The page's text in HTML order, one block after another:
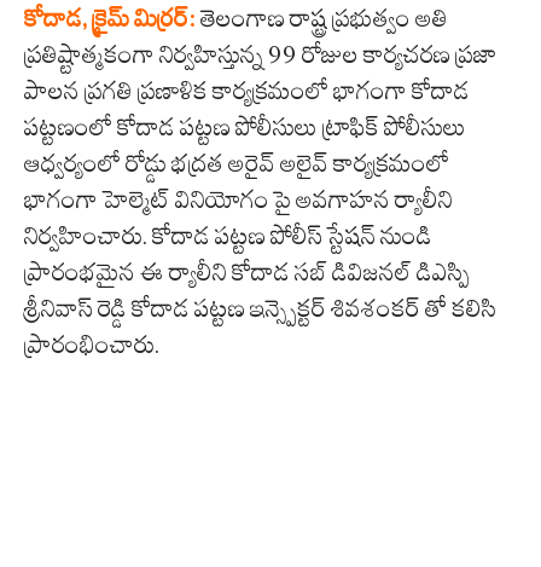
కోదాడ, క్రైమ్ మిర్ర‌ర్:తెలంగాణ రాష్ట్ర ప్రభుత్వం అతి
ప్రతిష్టాత్మకంగా నిర్వహిస్తున్న 99 రోజుల కార్యచరణ ప్రజా
పాలన ప్రగతి ప్రణాళిక కార్యక్రమంలో భాగంగా కోదాడ
పట్టణంలో కోదాడ పట్టణ పోలీసులు ట్రాఫిక్ పోలీసులు
ఆధ్వర్యంలో రోడ్డు భద్రత అరైవ్ అలైవ్ కార్యక్రమంలో
భాగంగా హెల్మెట్ వినియోగం పై అవగాహన ర్యాలీని
నిర్వ‌హించారు. కోదాడ పట్టణ పోలీస్ స్టేషన్ నుండి
ప్రారంభమైన ఈ ర్యాలీని కోదాడ సబ్ డివిజనల్ డిఎస్పి
శ్రీనివాస్ రెడ్డి కోదాడ పట్టణ ఇన్స్పెక్టర్ శివశంకర్ తో కలిసి
ప్రారంభించారు.